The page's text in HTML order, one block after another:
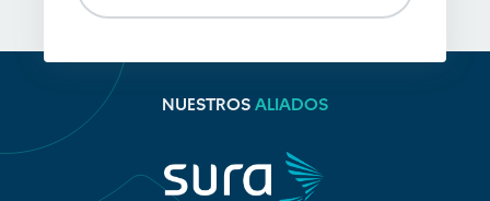
NUESTROS ALIADOS